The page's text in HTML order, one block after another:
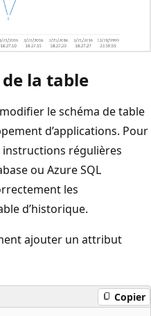
la table
le schéma de table
d’applications. Pour
instructions régulières
ou Azure SQL
les
d’historique.
ajouter un attribut
Copier